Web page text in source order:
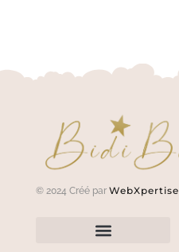
© 2024 Créé par WebXpertise